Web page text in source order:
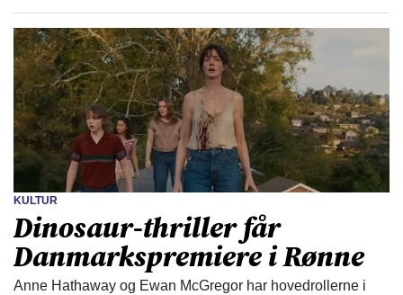
KULTUR
Dinosaur-thriller får
Danmarkspremiere i Rønne
Anne Hathaway og Ewan McGregor har hovedrollerne i